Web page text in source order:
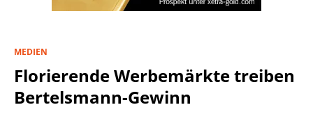
MEDIEN
Florierende Werbemärkte treiben
Bertelsmann-Gewinn